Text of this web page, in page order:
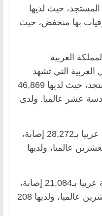
حيث لديها
الوفيات بها منخفض، حيث
العربية
العربية التي تشهد
إصابات بفيروس كورونا المستجد، حيث لديها 46,869
عشر عالميا. ولدى
وتأتي قطر في المرتبة الثانية عربيا بـ28,272 إصابة،
عالميا، ولديها
وتحتل الإمارات المرتبة الثالثة عربيا بـ21,084 إصابة،
وهي في المركز التاسع والعشرين عالميا، ولديها 208